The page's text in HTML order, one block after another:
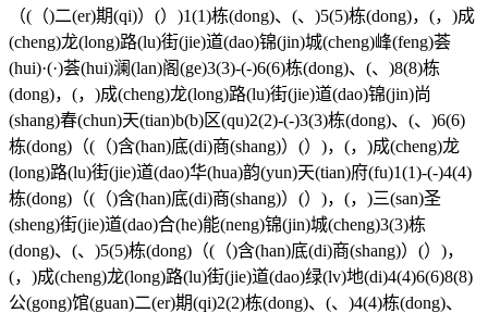
（(（)二(er)期(qi)）(）)1(1)栋(dong)、(、)5(5)栋(dong)，(，)成
(cheng)龙(long)路(lu)街(jie)道(dao)锦(jin)城(cheng)峰(feng)荟
(hui)·(·)荟(hui)澜(lan)阁(ge)3(3)-(-)6(6)栋(dong)、(、)8(8)栋
(dong)，(，)成(cheng)龙(long)路(lu)街(jie)道(dao)锦(jin)尚
(shang)春(chun)天(tian)b(b)区(qu)2(2)-(-)3(3)栋(dong)、(、)6(6)
栋(dong)（(（)含(han)底(di)商(shang)）(）)，(，)成(cheng)龙
(long)路(lu)街(jie)道(dao)华(hua)韵(yun)天(tian)府(fu)1(1)-(-)4(4)
栋(dong)（(（)含(han)底(di)商(shang)）(）)，(，)三(san)圣
(sheng)街(jie)道(dao)合(he)能(neng)锦(jin)城(cheng)3(3)栋
(dong)、(、)5(5)栋(dong)（(（)含(han)底(di)商(shang)）(）)，
(，)成(cheng)龙(long)路(lu)街(jie)道(dao)绿(lv)地(di)4(4)6(6)8(8)
公(gong)馆(guan)二(er)期(qi)2(2)栋(dong)、(、)4(4)栋(dong)、